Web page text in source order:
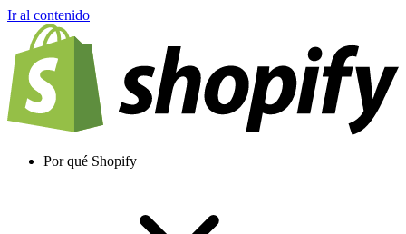
Ir al contenido
Por qué Shopify